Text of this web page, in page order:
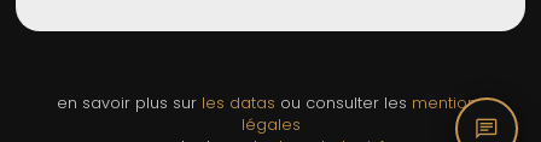
chat
en savoir plus sur les datas ou consulter les mentions
légales